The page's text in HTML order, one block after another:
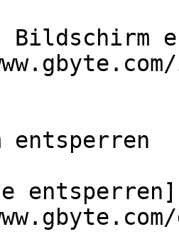
Bildschirm
entsperren
entsperren]